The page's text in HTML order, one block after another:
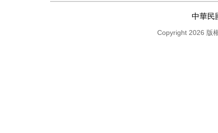
中華民
Copyright 2026 版